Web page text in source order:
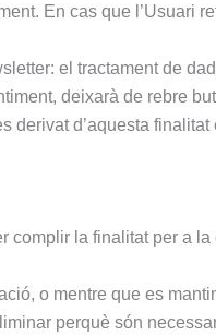
En cas que l’Usuari
el tractament de
deixarà de rebre
d’aquesta
complir la finalitat per a
o mentre que es
perquè són